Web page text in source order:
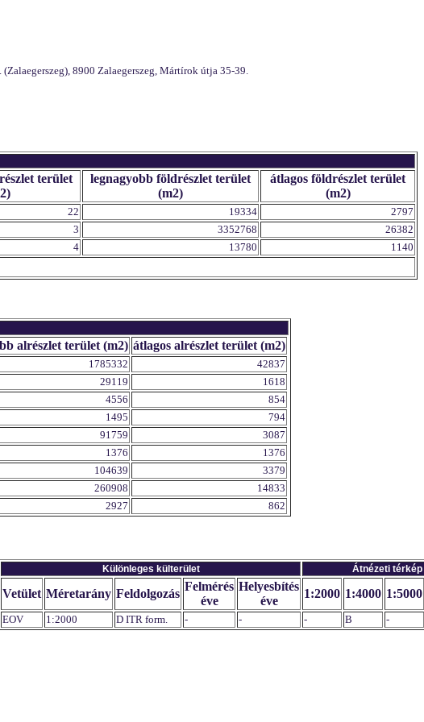
8900 Zalaegerszeg, Mártírok útja 35-39.
terület
legnagyobb földrészlet terület
(m2)
átlagos földrészlet terület
(m2)
22 19334
2797
3 3352768
26382
4 13780 1140
alrészlet terület (m2) átlagos alrészlet terület (m2)
1785332
42837
29119
1618
4556
854
1495
794
91759
3087
1376
1376
104639
3379
260908
14833
2927 862
Különleges külterület Átnézeti térkép
Vetület Méretarány Feldolgozás
Felmérés
éve
Helyesbítés
éve
1:2000 1:4000 1:5000
EOV 1:2000 D ITR form. - - - B -